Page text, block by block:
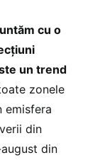
cu o
un trend
zonele
emisfera
din
din